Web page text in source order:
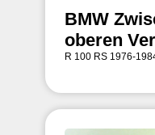
BMW
oberen
R 100 RS 1976-